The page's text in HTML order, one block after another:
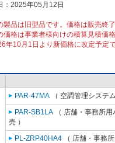
：2025年05月12日
品は旧型品です。価格は販売終
格は事業者様向けの積算見積価
年10月1日より新価格に改定予定
PAR-47MA （ 空調管理システ
PAR-SB1LA （ 店舗・事務所
売 ）
PL-ZRP40HA4 （ 店舗・事務